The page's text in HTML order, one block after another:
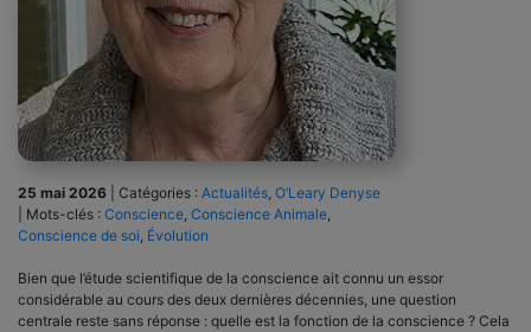
25 mai 2026 Catégories : Actualités O’Leary Denyse
Mots-clés : Conscience Conscience Animale
Conscience de soi Évolution
Bien que l’étude scientifique de la conscience ait connu un essor
considérable au cours des deux dernières décennies, une question
centrale reste sans réponse : quelle est la fonction de la conscience ? Cela